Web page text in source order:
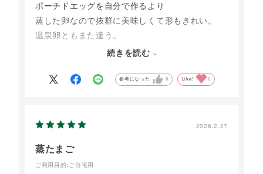
ポーチドエッグを自分で作るより
蒸した卵なので抜群に美味しくて形もきれい。
温泉卵ともまた違う。
固まり過ぎない絶妙な感じに毎回感動していま
類や丼、サラダなどに乗せて食べるのも好きで
続きを読む
参考になった 0 Like! 0
2026.2.27
蒸たまご
ご利用目的 :ご自宅用